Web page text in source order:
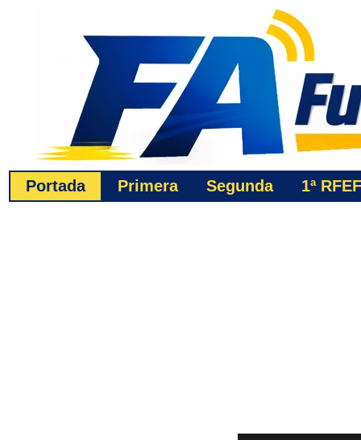
Portada Primera Segunda 1ªRFEF